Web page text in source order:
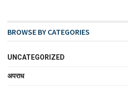
BROWSE BY CATEGORIES
UNCATEGORIZED
अपराध